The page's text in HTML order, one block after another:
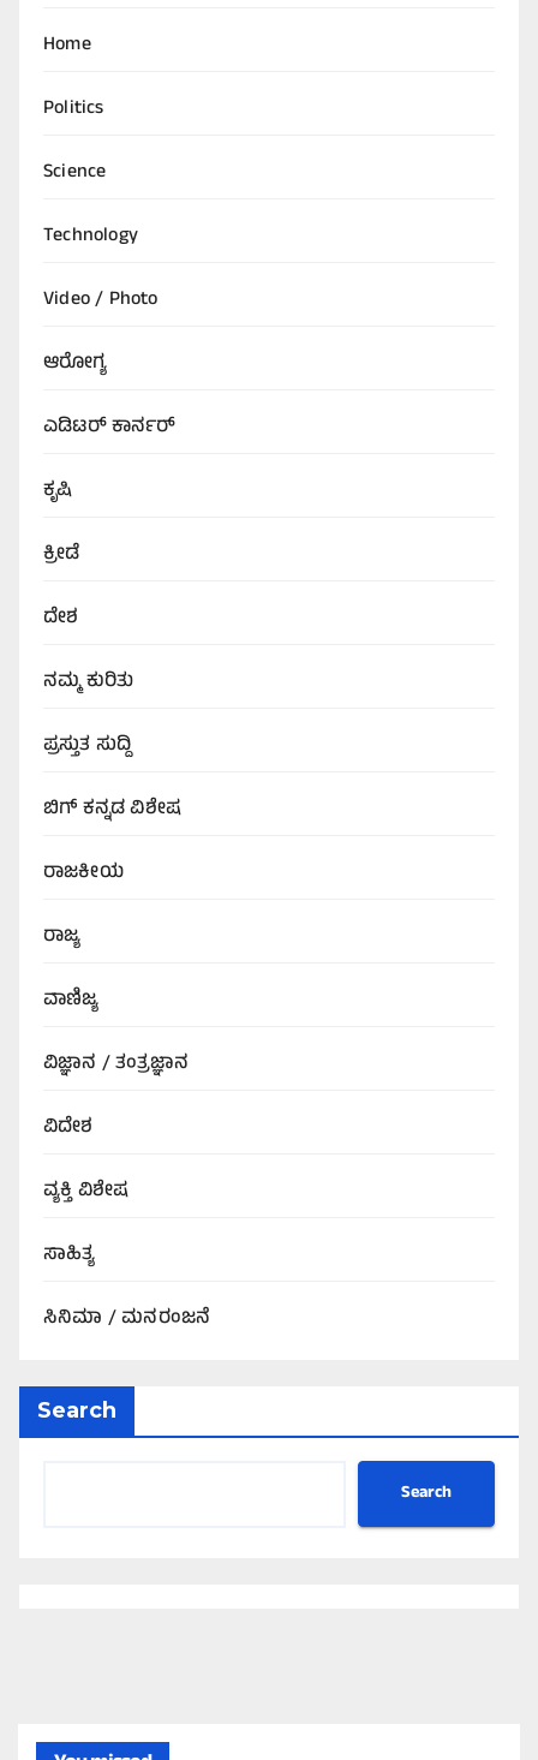
Home
Politics
Science
Technology
Video / Photo
ಆರೋಗ್ಯ
ಎಡಿಟರ್‌ ಕಾರ್ನರ್
ಕೃಷಿ
ಕ್ರೀಡೆ
ದೇಶ
ನಮ್ಮ ಕುರಿತು
ಪ್ರಸ್ತುತ ಸುದ್ದಿ
ಬಿಗ್‌ ಕನ್ನಡ ವಿಶೇಷ
ರಾಜಕೀಯ
ರಾಜ್ಯ
ವಾಣಿಜ್ಯ
ವಿಜ್ಞಾನ / ತಂತ್ರಜ್ಞಾನ
ವಿದೇಶ
ವ್ಯಕ್ತಿ ವಿಶೇಷ
ಸಾಹಿತ್ಯ
ಸಿನಿಮಾ / ಮನರಂಜನೆ
Search
Search